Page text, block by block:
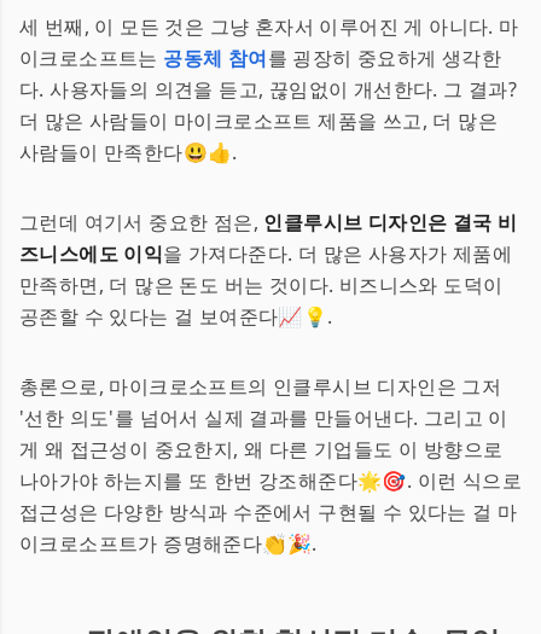
세 번째, 이 모든 것은 그냥 혼자서 이루어진 게 아니다. 마
이크로소프트는 공동체 참여를 굉장히 중요하게 생각한
다. 사용자들의 의견을 듣고, 끊임없이 개선한다. 그 결과?
더 많은 사람들이 마이크로소프트 제품을 쓰고, 더 많은
사람들이 만족한다😃👍.
그런데 여기서 중요한 점은, 인클루시브 디자인은 결국 비
즈니스에도 이익을 가져다준다. 더 많은 사용자가 제품에
만족하면, 더 많은 돈도 버는 것이다. 비즈니스와 도덕이
공존할 수 있다는 걸 보여준다📈💡.
총론으로, 마이크로소프트의 인클루시브 디자인은 그저
'선한 의도'를 넘어서 실제 결과를 만들어낸다. 그리고 이
게 왜 접근성이 중요한지, 왜 다른 기업들도 이 방향으로
나아가야 하는지를 또 한번 강조해준다🌟🎯. 이런 식으로
접근성은 다양한 방식과 수준에서 구현될 수 있다는 걸 마
이크로소프트가 증명해준다👏🎉.